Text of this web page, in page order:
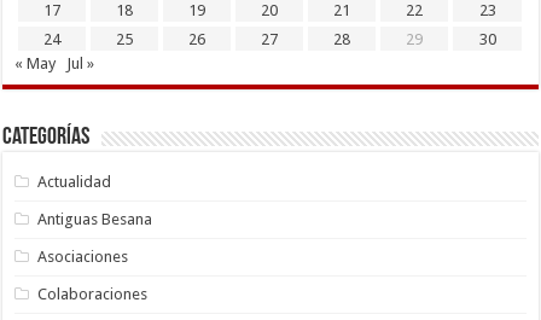
17
18 19 20 21 22
23
24
25 26 27 28 29
30
« May
Jul »
Categorías
Actualidad
Antiguas Besana
Asociaciones
Colaboraciones